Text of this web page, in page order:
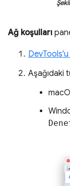
Ağ koşulları
DevTools'u
Aşağıdaki